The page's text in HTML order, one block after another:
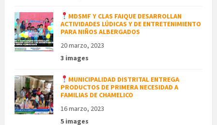
MDSMF Y CLAS FAIQUE DESARROLLAN
ACTIVIDADES LÚDICAS Y DE ENTRETENIMIENTO
PARA NIÑOS ALBERGADOS
20 marzo, 2023
3 images
MUNICIPALIDAD DISTRITAL ENTREGA
PRODUCTOS DE PRIMERA NECESIDAD A
FAMILIAS DE CHAMELICO
16 marzo, 2023
5 images